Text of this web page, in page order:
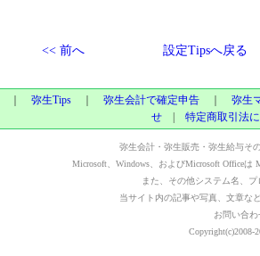
<< 前へ 設定Tipsへ戻る
｜ 弥生Tips ｜ 弥生会計で確定申告 ｜ 弥生
せ | 特定商取引法
弥生会計・弥生販売・弥生給与そ
Microsoft、Windows、およびMicrosoft Office
また、その他システム名、
当サイト内の記事や写真、文章な
お問い合わ
Copyright(c)2008-